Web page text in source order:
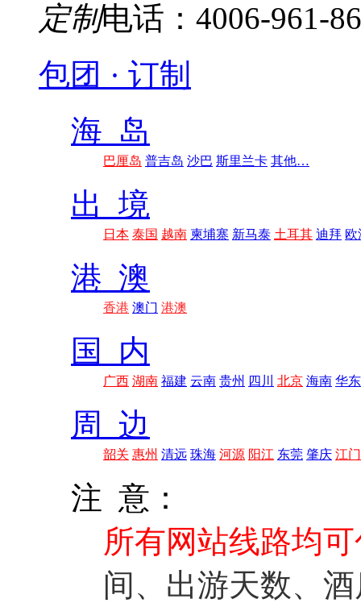
定制电话：4006-961-
包团 · 订制
海 岛
巴厘岛 普吉岛 沙巴 斯里兰卡 其他…
出 境
日本 泰国 越南 柬埔寨 新马泰 土耳其 迪拜 欧
港 澳
香港 澳门 港澳
国 内
广西 湖南 福建 云南 贵州 四川 北京 海南 华东
周 边
韶关 惠州 清远 珠海 河源 阳江 东莞 肇庆 江门
注 意：
所有网站线路均
间、出游天数、